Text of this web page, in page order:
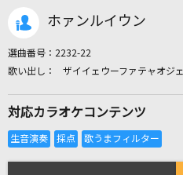
カラオケ
カラオケ
リアルタイムで歌
ホァンルイウン
選曲番号： 2232-22
ザイイェウーファテャオジ
対応カラオケコンテンツ